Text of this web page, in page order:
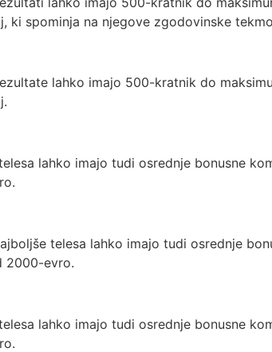
ki spominja na njegove zgodovinske
lahko imajo 500-kratnik do
lahko imajo tudi osrednje bonusne
telesa lahko imajo tudi osrednje
2000-evro.
lahko imajo tudi osrednje bonusne